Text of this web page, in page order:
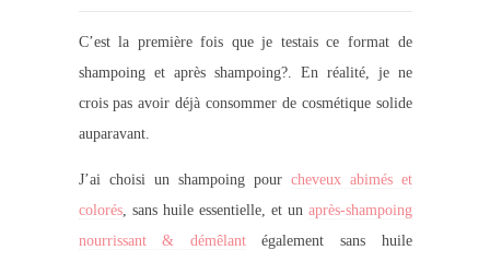
C’est la première fois que je testais ce format de
shampoing et après shampoing?. En réalité, je ne
crois pas avoir déjà consommer de cosmétique solide
auparavant.
J’ai choisi un shampoing pour cheveux abimés et
colorés, sans huile essentielle, et un après-shampoing
nourrissant & démêlantégalement sans huile